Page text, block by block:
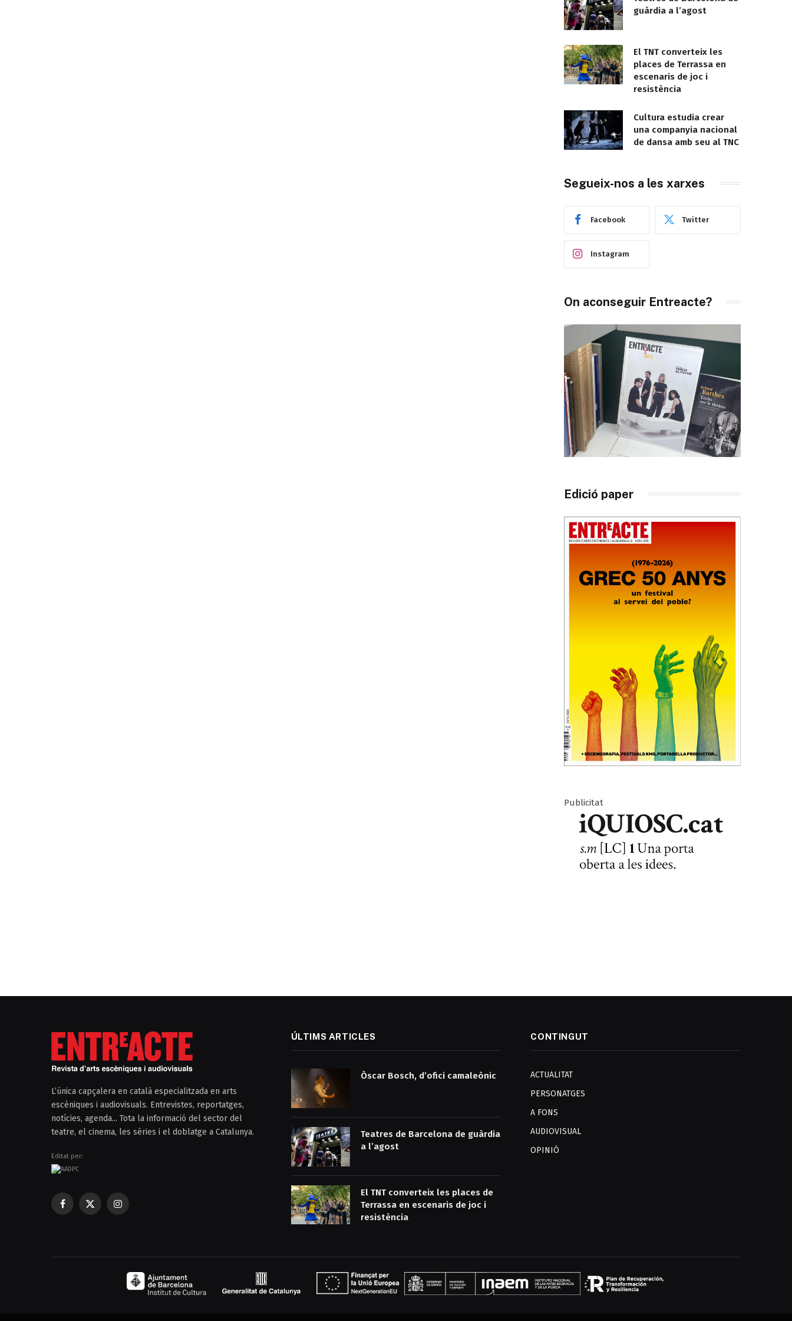
guàrdia a l’agost
El TNT converteix les
places de Terrassa en
escenaris de joc i
resistència
Cultura estudia crear
una companyia nacional
de dansa amb seu al TNC
Segueix-nos a les xarxes
Facebook Twitter
Instagram
On aconseguir Entreacte?
Edició paper
Publicitat
L’única capçalera en català especialitzada en arts
escèniques i audiovisuals. Entrevistes, reportatges,
notícies, agenda... Tota la informació del sector del
teatre, el cinema, les sèries i el doblatge a Catalunya.
Editat per:
Facebook
X
Instagram
ÚLTIMS ARTICLES
Òscar Bosch, d’ofici camaleònic
Teatres de Barcelona de guàrdia
a l’agost
El TNT converteix les places de
Terrassa en escenaris de joc i
resistència
CONTINGUT
ACTUALITAT
PERSONATGES
A FONS
AUDIOVISUAL
OPINIÓ